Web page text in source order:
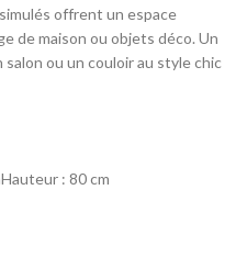
offrent un espace
de maison ou objets déco. Un
salon ou un couloir au style chic
: 80 cm